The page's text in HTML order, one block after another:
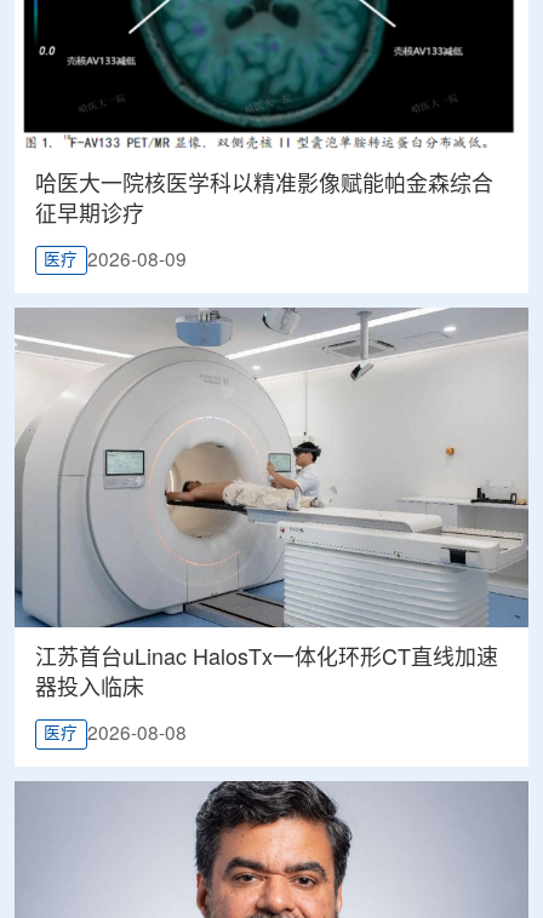
哈医大一院核医学科以精准影像赋能帕金森综合
征早期诊疗
医疗 2026-08-09
江苏首台uLinac HalosTx一体化环形CT直线加速
器投入临床
医疗 2026-08-08